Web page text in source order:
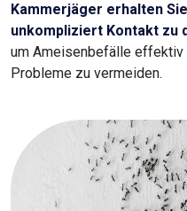
Kammerjäger erhalten
unkompliziert Kontakt zu
um Ameisenbefälle effektiv
Probleme zu vermeiden.